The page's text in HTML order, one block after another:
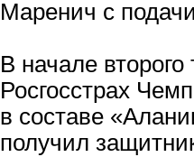
Маренич с
В начале
Росгосстрах
в составе
получил